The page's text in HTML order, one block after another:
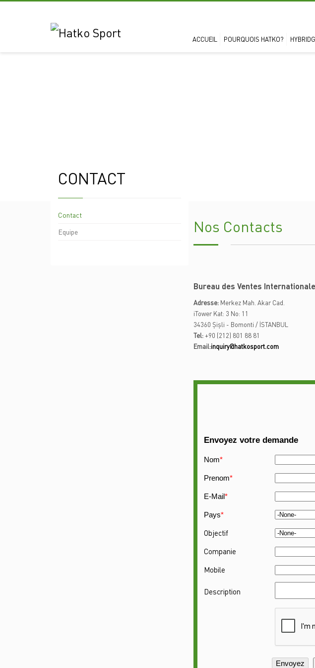
ACCUEIL POURQUOIS HATKO?
CONTACT
Contact
Equipe
Nos Contacts
Bureau des Ventes
Adresse:Merkez Mah. Akar Cad.
iTower Kat: 3 No: 11
34360 Şişli - Bomonti / İSTANBUL
Tel:+90 (212) 801 88 81
Email:inquiry@hatkosport.com
Envoyez votre demande
Nom*
Prenom*
E-Mail*
Pays*
Objectif
Companie
Mobile
Description